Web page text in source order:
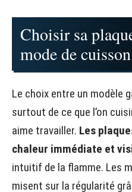
Choisir sa
mode de cuisson
Le choix entre un modèle
surtout de ce que l’on
aime travailler. Les
chaleur immédiate et
intuitif de la flamme. Les
misent sur la régularité